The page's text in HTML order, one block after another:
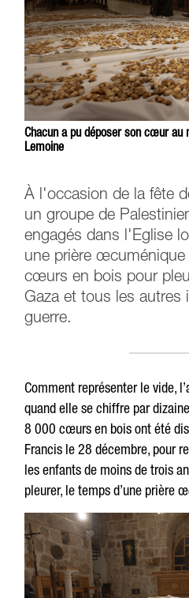
Chacun a pu déposer son cœur
Lemoine
À l'occasion de la fête
un groupe de
engagés dans l'Eglise
une prière
cœurs en bois pour
Gaza et tous les autres
guerre.
Comment représenter le vide,
quand elle se chiffre par
8 000 cœurs en bois ont été
Francis le 28 décembre, pour
les enfants de moins de trois
pleurer, le temps d’une prière